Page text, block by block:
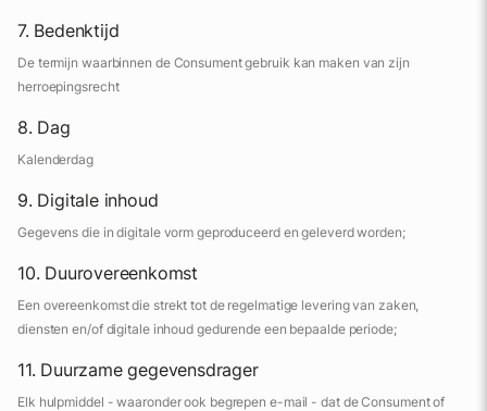
7. Bedenktijd
De termijn waarbinnen de Consument gebruik kan maken van zijn
herroepingsrecht
8. Dag
Kalenderdag
9. Digitale inhoud
Gegevens die in digitale vorm geproduceerd en geleverd worden;
10. Duurovereenkomst
Een overeenkomst die strekt tot de regelmatige levering van zaken,
diensten en/of digitale inhoud gedurende een bepaalde periode;
11. Duurzame gegevensdrager
Elk hulpmiddel - waaronder ook begrepen e-mail - dat de Consument of